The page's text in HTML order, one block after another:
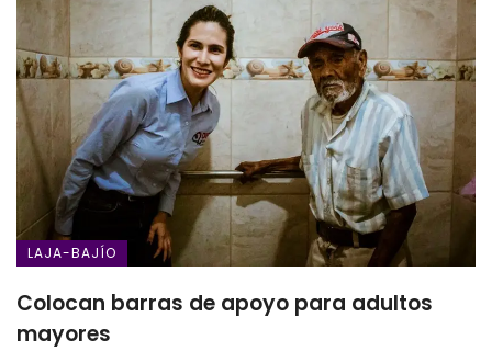
LAJA-BAJÍO
Colocan barras de apoyo para adultos
mayores